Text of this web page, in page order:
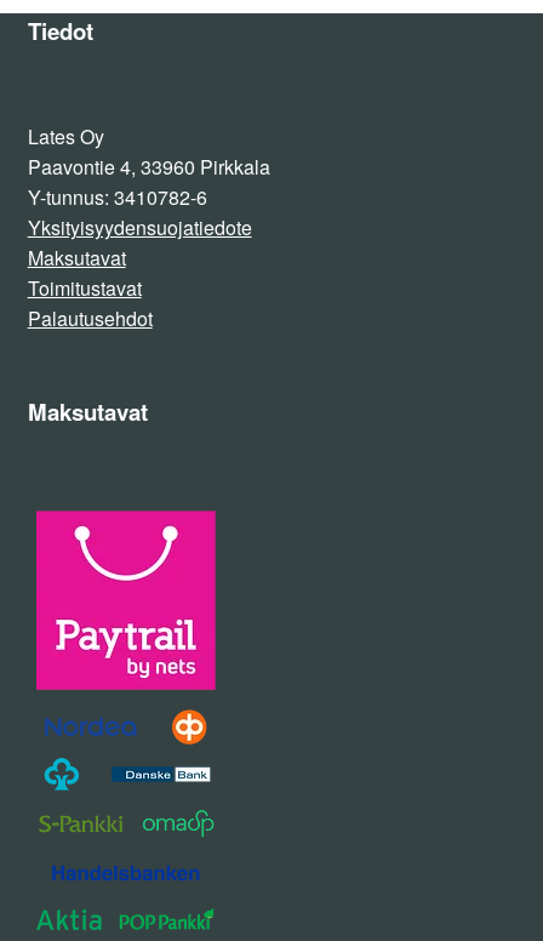
Tiedot
Lates Oy
Paavontie 4, 33960 Pirkkala
Y-tunnus: 3410782-6
Yksityisyydensuojatiedote
Maksutavat
Toimitustavat
Palautusehdot
Maksutavat